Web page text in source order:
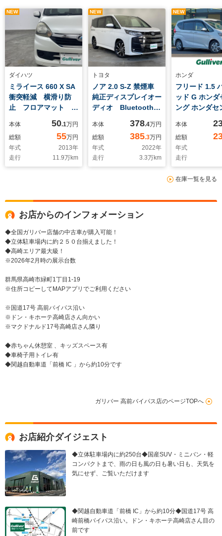
NEW
ダイハツ
ミライース 660 X SA
衝突軽減 横滑り防
止 フロアマット
ール Wエアバック
保証書 取扱い説明書
本体 50.1万円
総額
55万円
年式
2013年
走行
11.9万km
NEW
トヨタ
ノア 2.0 S-Z 禁煙車
純正ディスプレイオー
ディオ Bluetooth
ラ 前後ドライブレコ
ーダー 両側パワース
ライドドア トヨタセ
ーフティセンス オー
トクルーズコントロー
本体 378.4万円
総額
385.3万円
年式
2022年
走行
3.3万km
NEW
ホンダ
フリード 1.5
ッド G ホンダ
ング ホンダセ
キ アダプテ
ズコントロー
維持支援シス
行車発進通知
正ナビ フル
ビ ビルトイ
続 バックカ
本体
総額
年式
走行
在庫一覧を見る
お店からのインフォメーション
◆全国ガリバー店舗の中古車が購入可能！
◆立体駐車場内に約２５０台揃えました！
◆高崎エリア最大級！
※2026年2月時の展示台数
群馬県高崎市緑町1丁目1-19
※住所コピーしてMAPアプリでご利用ください
※国道17号 高前バイパス沿い
※ドン・キホーテ高崎店さん向かい
※マクドナルド17号高崎店さん隣り
◆赤ちゃん休憩室 、キッズスペース有
◆車椅子用トイレ有
◆関越自動車道「前橋 IC 」から約10分です
ガリバー 高前バイパス店のページTOPへ
お店紹介ダイジェスト
◆立体駐車場内に約250台◆国産SUV・ミニバン・軽
コンパクトまで、雨の日も風の日も暑い日も、天気を
気にせず、ご覧いただけます
◆関越自動車道「前橋 IC」から約10分◆国道17号 高
崎前橋バイパス沿い。ドン・キホーテ高崎店さん目の
前です